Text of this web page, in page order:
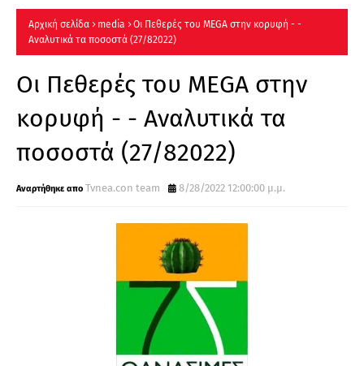
Αρχική σελίδα media
Οι Πεθερές του MEGA στην κορυφή - -
Αναλυτικά τα ποσοστά (27/82022)
Οι Πεθερές του MEGA στην
κορυφή - - Αναλυτικά τα
ποσοστά (27/82022)
Tvnea.con team 8/28/2022 12:00:00 μ.μ.